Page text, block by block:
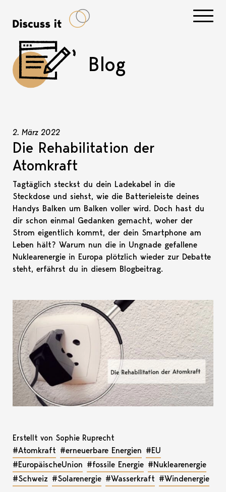
Blog
2. März 2022
Die Rehabilitation der
Atomkraft
Tagtäglich steckst du dein Ladekabel in die
Steckdose und siehst, wie die Batterieleiste deines
Handys Balken um Balken voller wird. Doch hast du
dir schon einmal Gedanken gemacht, woher der
Strom eigentlich kommt, der dein Smartphone am
Leben hält? Warum nun die in Ungnade gefallene
Nuklearenergie in Europa plötzlich wieder zur Debatte
steht, erfährst du in diesem Blogbeitrag.
Erstellt von Sophie Ruprecht
#Atomkraft #erneuerbare Energien #EU
#EuropäischeUnion #fossile Energie #Nuklearenergie
#Schweiz #Solarenergie #Wasserkraft #Windenergie